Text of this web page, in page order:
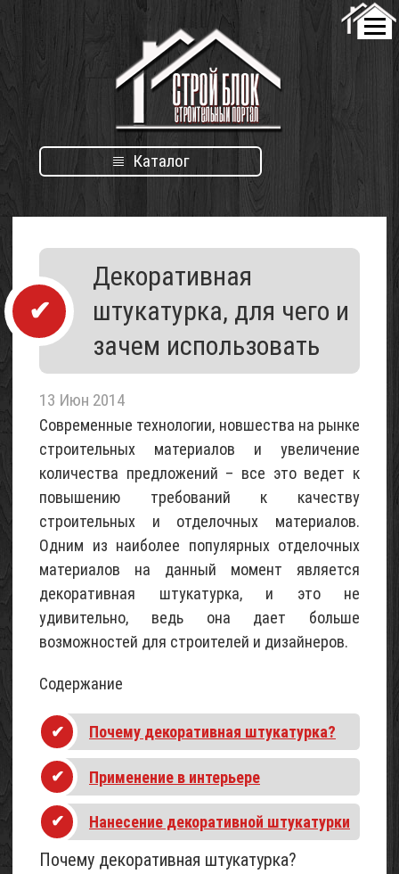
Каталог
Декоративная
штукатурка, для чего и
зачем использовать
13 Июн 2014
Современные технологии, новшества на рынке
строительных материалов и увеличение
количества предложений – все это ведет к
повышению требований к качеству
строительных и отделочных материалов.
Одним из наиболее популярных отделочных
материалов на данный момент является
декоративная штукатурка, и это не
удивительно, ведь она дает больше
возможностей для строителей и дизайнеров.
Содержание
Почему декоративная штукатурка?
Применение в интерьере
Нанесение декоративной штукатурки
Почему декоративная штукатурка?
Каталог
организаций
летнего
домика
«Шалаш»
(с
фото)
07
2017
Проект
трехэтажного
домика
6
соток
(с
фото)
06
Май
2017
Проект
небольшого